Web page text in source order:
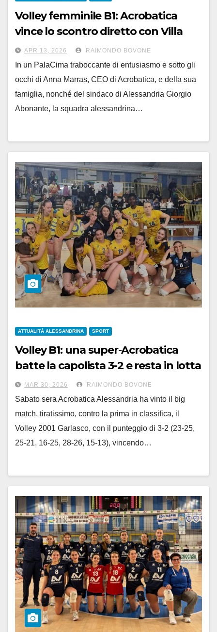
Volley femminile B1: Acrobatica
vince lo scontro diretto con Villa
Cortese e resta da sola al 3° posto
APR 13, 2026 RAIMONDO BOVONE
In un PalaCima traboccante di entusiasmo e sotto gli
occhi di Anna Marras, CEO di Acrobatica, e della sua
famiglia, nonché del sindaco di Alessandria Giorgio
Abonante, la squadra alessandrina…
ATTUALITÀ ALESSANDRINA SPORT
Volley B1: una super-Acrobatica
batte la capolista 3-2 e resta in lotta
per la promozione
MAR 30, 2026 RAIMONDO BOVONE
Sabato sera Acrobatica Alessandria ha vinto il big
match, tiratissimo, contro la prima in classifica, il
Volley 2001 Garlasco, con il punteggio di 3-2 (23-25,
25-21, 16-25, 28-26, 15-13), vincendo…